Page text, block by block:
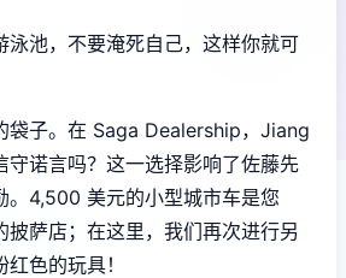
泳池，不要淹死自己，这样你就可
袋子。在 Saga Dealership，Jiang
守诺言吗？这一选择影响了佐藤先
。4,500 美元的小型城市车是您
披萨店；在这里，我们再次进行另
色的玩具！